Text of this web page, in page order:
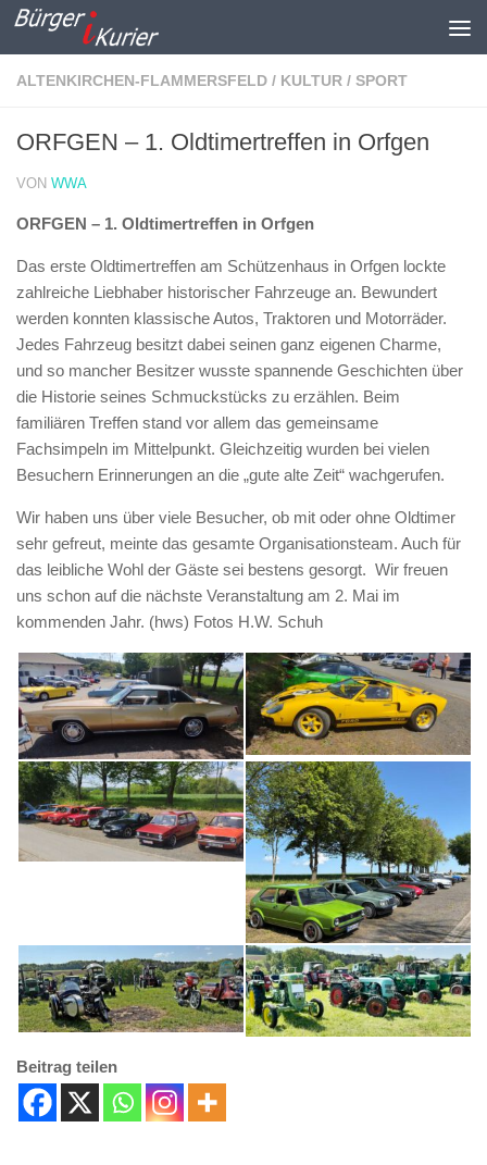
Zum Inhalt springen
ALTENKIRCHEN-FLAMMERSFELD / KULTUR / SPORT
ORFGEN – 1. Oldtimertreffen in Orfgen
VON WWA
ORFGEN – 1. Oldtimertreffen in Orfgen
Das erste Oldtimertreffen am Schützenhaus in Orfgen lockte
zahlreiche Liebhaber historischer Fahrzeuge an. Bewundert
werden konnten klassische Autos, Traktoren und Motorräder.
Jedes Fahrzeug besitzt dabei seinen ganz eigenen Charme,
und so mancher Besitzer wusste spannende Geschichten über
die Historie seines Schmuckstücks zu erzählen. Beim
familiären Treffen stand vor allem das gemeinsame
Fachsimpeln im Mittelpunkt. Gleichzeitig wurden bei vielen
Besuchern Erinnerungen an die „gute alte Zeit“ wachgerufen.
Wir haben uns über viele Besucher, ob mit oder ohne Oldtimer
sehr gefreut, meinte das gesamte Organisationsteam. Auch für
das leibliche Wohl der Gäste sei bestens gesorgt. Wir freuen
uns schon auf die nächste Veranstaltung am 2. Mai im
kommenden Jahr. (hws) Fotos H.W. Schuh
Beitrag teilen